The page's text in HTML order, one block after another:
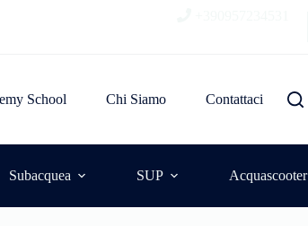
School Chi Siamo Contattaci
Subacquea SUP Acquascooter